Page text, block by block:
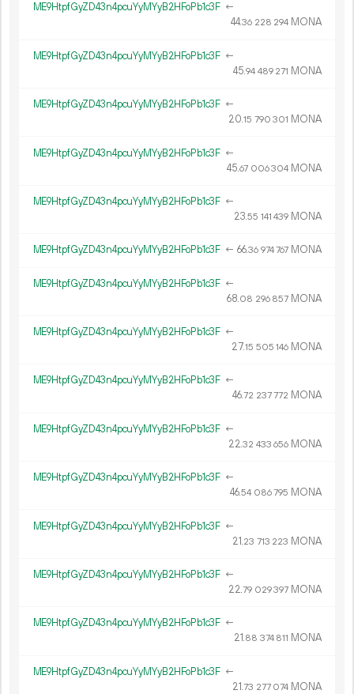
ME9HtpfGyZD43n4pcuYyMYyB2HFoPb1c3F ←
44.36 228 294 MONA
ME9HtpfGyZD43n4pcuYyMYyB2HFoPb1c3F ←
45.94 489 271 MONA
ME9HtpfGyZD43n4pcuYyMYyB2HFoPb1c3F ←
20.15 790 301 MONA
ME9HtpfGyZD43n4pcuYyMYyB2HFoPb1c3F ←
45.67 006304 MONA
ME9HtpfGyZD43n4pcuYyMYyB2HFoPb1c3F ←
23.55 141 439 MONA
ME9HtpfGyZD43n4pcuYyMYyB2HFoPb1c3F ← 66.36 974767 MONA
ME9HtpfGyZD43n4pcuYyMYyB2HFoPb1c3F ←
68.08 296 857 MONA
ME9HtpfGyZD43n4pcuYyMYyB2HFoPb1c3F ←
27.15 505 146 MONA
ME9HtpfGyZD43n4pcuYyMYyB2HFoPb1c3F ←
46.72 237772 MONA
ME9HtpfGyZD43n4pcuYyMYyB2HFoPb1c3F ←
22.32 433 656 MONA
ME9HtpfGyZD43n4pcuYyMYyB2HFoPb1c3F ←
46.54 086795 MONA
ME9HtpfGyZD43n4pcuYyMYyB2HFoPb1c3F ←
21.23 713 223 MONA
ME9HtpfGyZD43n4pcuYyMYyB2HFoPb1c3F ←
22.79 029397 MONA
ME9HtpfGyZD43n4pcuYyMYyB2HFoPb1c3F ←
21.88 374 811 MONA
ME9HtpfGyZD43n4pcuYyMYyB2HFoPb1c3F ←
21.73 277 074 MONA